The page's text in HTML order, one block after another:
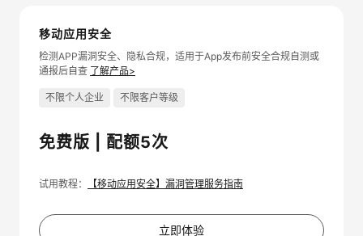
移动应用安全
检测APP漏洞安全、隐私合规，适用于App发布前安全合规自测或
通报后自查 了解产品>
不限个人企业 不限客户等级
免费版 | 配额5次
试用教程： 【移动应用安全】漏洞管理服务指南
立即体验